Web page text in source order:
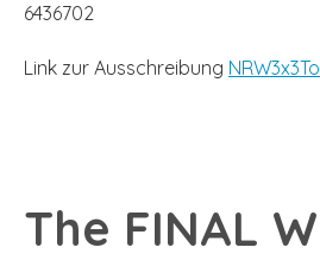
6436702
Link zur Ausschreibung
The FINAL